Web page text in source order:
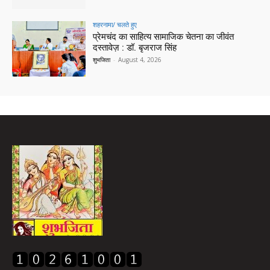
शहरनामा/ चलते हुए
प्रेमचंद का साहित्य सामाजिक चेतना का जीवंत
दस्तावेज़ : डॉ. बृजराज सिंह
शुभजिता - August 4, 2026